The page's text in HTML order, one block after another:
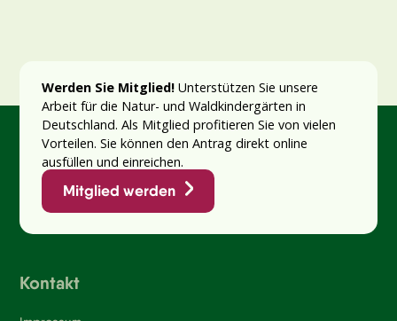
Werden Sie Mitglied!Unterstützen Sie unsere
Arbeit für die Natur- und Waldkindergärten in
Deutschland. Als Mitglied profitieren Sie von vielen
Vorteilen. Sie können den Antrag direkt online
ausfüllen und einreichen.
Mitglied werden
Kontakt